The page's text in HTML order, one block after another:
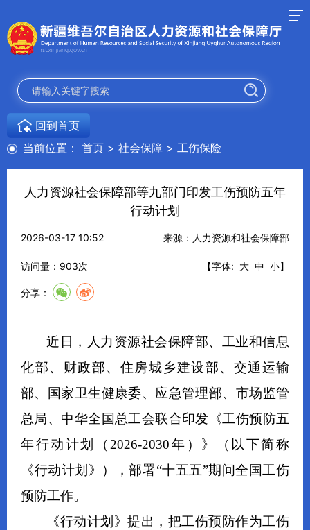
当前位置： 首页 > 社会保障 > 工伤保险
回到首页
人力资源社会保障部等九部门印发工伤预防五年
行动计划
2026-03-17 10:52 来源：人力资源和社会保障部
访问量： 903次 【字体: 大 中 小】
分享：
近日，人力资源社会保障部、工业和信息
化部、财政部、住房城乡建设部、交通运输
部、国家卫生健康委、应急管理部、市场监管
总局、中华全国总工会联合印发《工伤预防五
年行动计划（2026-2030年）》（以下简称
《行动计划》），部署“十五五”期间全国工伤
预防工作。
《行动计划》提出，把工伤预防作为工伤